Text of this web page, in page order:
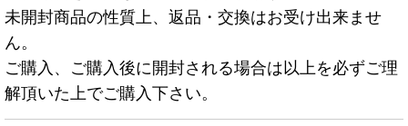
未開封商品の性質上、返品・交換はお受け出来ませ
ん。
ご購入、ご購入後に開封される場合は以上を必ずご理
解頂いた上でご購入下さい。